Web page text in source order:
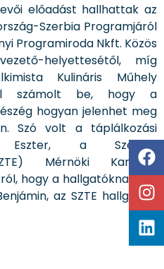
előadást hallhattak az
Szerbia Programjáról
Programiroda Nkft. Közös
helyettesétől, míg
Kulináris Műhely
számolt be, hogy a
hogyan jelenhet meg
Szó volt a táplálkozási
Eszter, a Szegedi
Mérnöki Karának
hogy a hallgatóknak mit
az SZTE hallgatója